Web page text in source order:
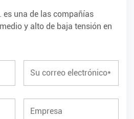
es una de las compañías
y alto de baja tensión en